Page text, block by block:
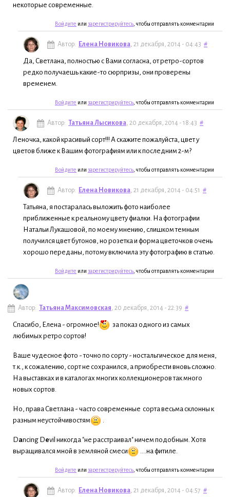
некоторые современные.
Войдите или зарегистрируйтесь , чтобы отправлять комментарии
Автор: Елена Новикова, 21 декабря, 2014 - 04:43 #
Да, Светлана, полностью с Вами согласна, от ретро-сортов
редко получаешь какие-то сюрпризы, они проверены
временем.
Войдите или зарегистрируйтесь , чтобы отправлять комментарии
Автор: Татьяна Лысикова, 20 декабря, 2014 - 18:43 #
Леночка, какой красивый сорт!!! А скажите пожалуйста, цвет у
цветов ближе к Вашим фотографиям или к последним 2-м?
Войдите или зарегистрируйтесь , чтобы отправлять комментарии
Автор: Елена Новикова, 21 декабря, 2014 - 04:51 #
Татьяна, я постаралась выложить фото наиболее
приближенные к реальному цвету фиалки. На фотографии
Натальи Лукашовой, по моему мнению, слишком темным
получился цвет бутонов, но розетка и форма цветочков очень
хорошо переданы, потому включила эту фотографию в статью.
Войдите или зарегистрируйтесь , чтобы отправлять комментарии
Автор: Татьяна Максимовская, 20 декабря, 2014 - 22:39 #
Спасибо, Елена - огромное!
за показ одного из самых
любимых ретро сортов!
Ваше чудесное фото - точно по сорту - ностальгическое для меня,
т.к., к сожалению, сорт не сохранился, а приобрести вновь сложно.
На выставках и в каталогах многих коллекционеров так много
новых сортов.
Но, права Светлана - часто современные сорта весьма склонны к
разным неустойчивостям
Dancing Devil никогда "не расстраивал" ничем подобным. Хотя
выращивался мной в земляной смеси
....на фитиле.
Войдите или зарегистрируйтесь , чтобы отправлять комментарии
Автор: Елена Новикова, 21 декабря, 2014 - 04:57 #